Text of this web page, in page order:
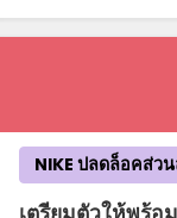
NIKE ปลดล็อคส่ว